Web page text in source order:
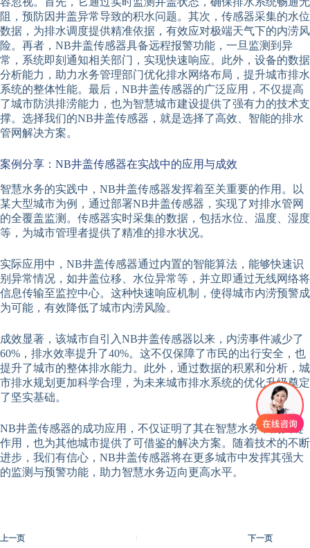
阻，预防因井盖异常导致的积水问题。其次，传感器采集的水位
数据，为排水调度提供精准依据，有效应对极端天气下的内涝风
险。再者，NB井盖传感器具备远程报警功能，一旦监测到异
常，系统即刻通知相关部门，实现快速响应。此外，设备的数据
分析能力，助力水务管理部门优化排水网络布局，提升城市排水
系统的整体性能。最后，NB井盖传感器的广泛应用，不仅提高
了城市防洪排涝能力，也为智慧城市建设提供了强有力的技术支
撑。选择我们的NB井盖传感器，就是选择了高效、智能的排水
管网解决方案。
案例分享：NB井盖传感器在实战中的应用与成效
智慧水务的实践中，NB井盖传感器发挥着至关重要的作用。以
某大型城市为例，通过部署NB井盖传感器，实现了对排水管网
的全覆盖监测。传感器实时采集的数据，包括水位、温度、湿度
等，为城市管理者提供了精准的排水状况。
实际应用中，NB井盖传感器通过内置的智能算法，能够快速识
别异常情况，如井盖位移、水位异常等，并立即通过无线网络将
信息传输至监控中心。这种快速响应机制，使得城市内涝预警成
为可能，有效降低了城市内涝风险。
成效显著，该城市自引入NB井盖传感器以来，内涝事件减少了
60%，排水效率提升了40%。这不仅保障了市民的出行安全，也
提升了城市的整体排水能力。此外，通过数据的积累和分析，城
市排水规划更加科学合理，为未来城市排水系统的优化升级奠定
了坚实基础。
NB井盖传感器的成功应用，不仅证明了其在智慧水务中的关键
作用，也为其他城市提供了可借鉴的解决方案。随着技术的不断
进步，我们有信心，NB井盖传感器将在更多城市中发挥其强大
的监测与预警功能，助力智慧水务迈向更高水平。
上一页 下一页